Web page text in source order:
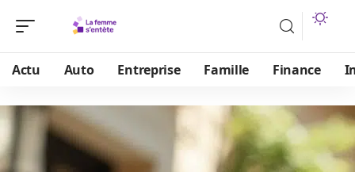
Actu Auto Entreprise Famille Finance